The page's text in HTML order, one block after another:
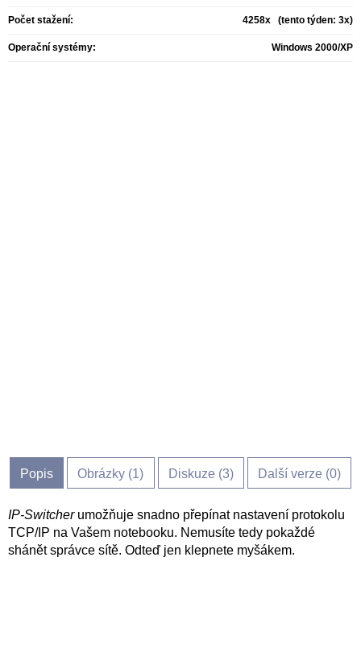
Počet stažení: 4258x (tento týden: 3x)
Operační systémy: Windows 2000/XP
Popis Obrázky (1) Diskuze (3) Další verze (0)
IP-Switcherumožňuje snadno přepínat nastavení protokolu
TCP/IP na Vašem notebooku. Nemusíte tedy pokaždé
shánět správce sítě. Odteď jen klepnete myšákem.